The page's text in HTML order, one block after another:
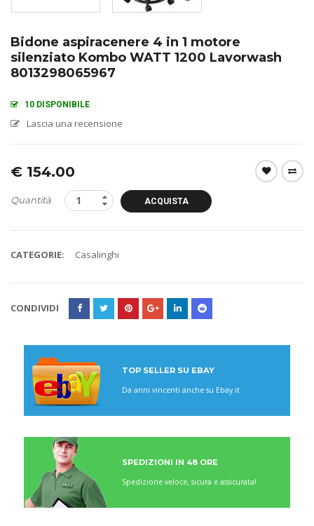
Bidone aspiracenere 4 in 1 motore
silenziato Kombo WATT 1200 Lavorwash
8013298065967
10 DISPONIBILE
Lascia una recensione
€ 154.00
Quantità ACQUISTA
CATEGORIE: Casalinghi
CONDIVIDI
TOP SELLER SU EBAY
Da anni vincenti anche su Ebay.it
SPEDIZIONI IN 48 ORE
Spedizione veloce, sicura e assicurata!